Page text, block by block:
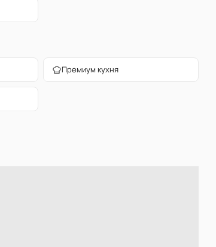
Премиум кухня